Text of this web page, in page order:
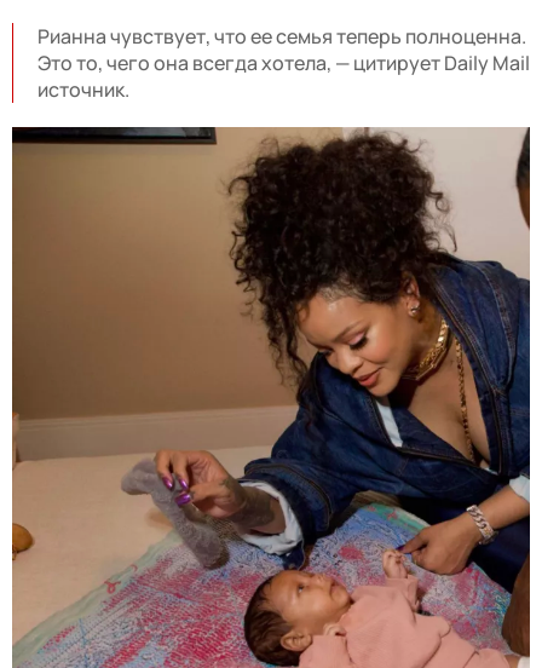
Рианна чувствует, что ее семья теперь полноценна.
Это то, чего она всегда хотела, — цитирует Daily Mail
источник.